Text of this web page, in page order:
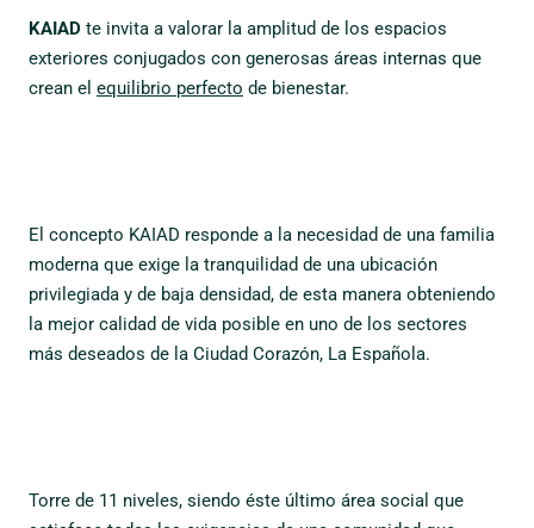
KAIAD te invita a valorar la amplitud de los espacios
exteriores conjugados con generosas áreas internas que
crean el equilibrio perfecto de bienestar.
El concepto KAIAD responde a la necesidad de una familia
moderna que exige la tranquilidad de una ubicación
privilegiada y de baja densidad, de esta manera obteniendo
la mejor calidad de vida posible en uno de los sectores
más deseados de la Ciudad Corazón, La Española.
Torre de 11 niveles, siendo éste último área social que